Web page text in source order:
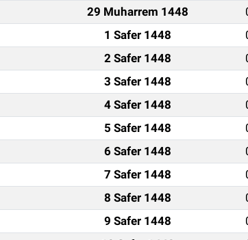
29 Muharrem 1448
1 Safer 1448
2 Safer 1448
3 Safer 1448
4 Safer 1448
5 Safer 1448
6 Safer 1448
7 Safer 1448
8 Safer 1448
9 Safer 1448